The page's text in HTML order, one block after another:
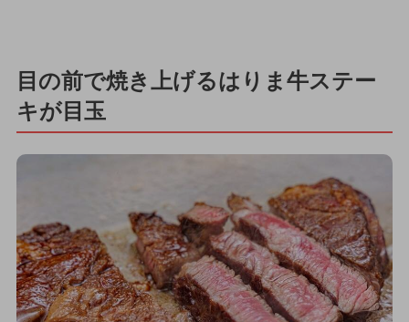
目の前で焼き上げるはりま牛ステー
キが目玉